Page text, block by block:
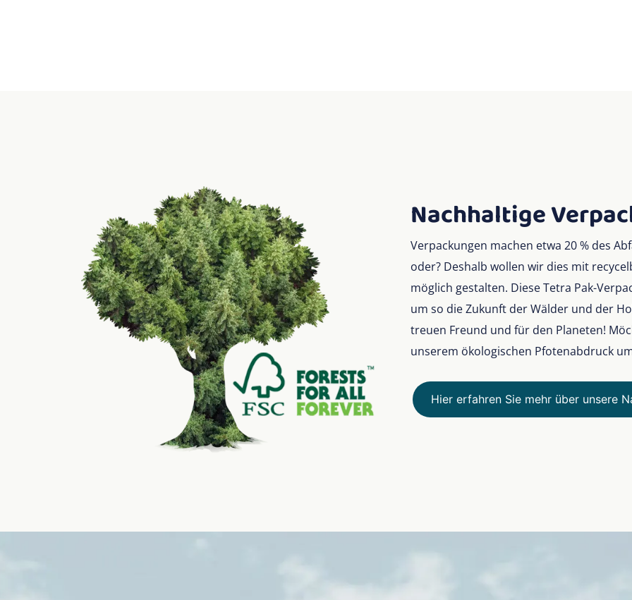
Nachhaltige
Verpackungen machen etwa 20 % des
oder? Deshalb wollen wir dies mit
möglich gestalten. Diese Tetra Pak-
um so die Zukunft der Wälder und der
treuen Freund und für den Planeten!
unserem ökologischen Pfotenabdruck
Hier erfahren Sie mehr über unsere